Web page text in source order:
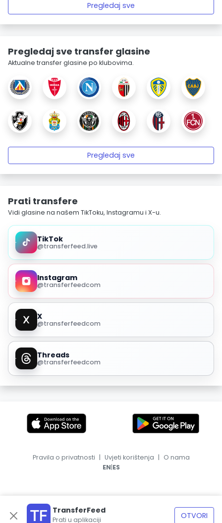
Pregledaj sve
Pregledaj sve transfer glasine
Aktualne transfer glasine po klubovima.
Pregledaj sve
Prati transfere
Vidi glasine na našem TikToku, Instagramu i X-u.
TikTok
@transferfeed.live
Instagram
@transferfeedcom
X
@transferfeedcom
Threads
@transferfeedcom
TransferFeed
Prati u aplikaciji OTVORI
Pravila o privatnosti | Uvjeti korištenja | O nama
EN|ES